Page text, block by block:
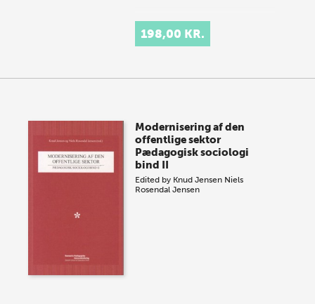
198,00 KR.
Modernisering af den
offentlige sektor
Pædagogisk sociologi
bind II
Edited by Knud Jensen Niels
Rosendal Jensen